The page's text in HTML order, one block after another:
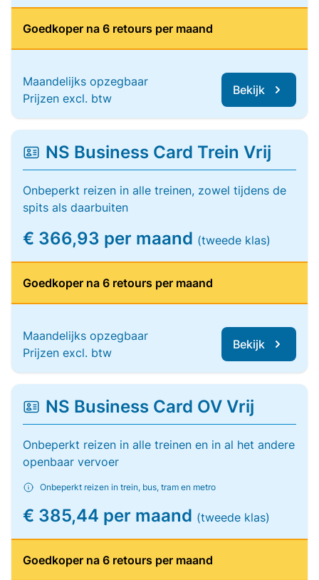
Goedkoper na 6 retours per maand
Maandelijks opzegbaar
Prijzen excl. btw
Bekijk
NS Business Card Trein Vrij
Onbeperkt reizen in alle treinen, zowel tijdens de
spits als daarbuiten
€ 366,93 per maand (tweede klas)
Goedkoper na 6 retours per maand
Maandelijks opzegbaar
Prijzen excl. btw
Bekijk
NS Business Card OV Vrij
Onbeperkt reizen in alle treinen en in al het andere
openbaar vervoer
Onbeperkt reizen in trein, bus, tram en metro
€ 385,44 per maand (tweede klas)
Goedkoper na 6 retours per maand